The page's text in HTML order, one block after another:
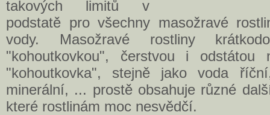
takových limitů v
podstatě pro všechny masožravé
vody. Masožravé rostliny
"kohoutkovkou", čerstvou i odstátou
"kohoutkovka", stejně jako voda
minerální, ... prostě obsahuje různé
které rostlinám moc nesvědčí.